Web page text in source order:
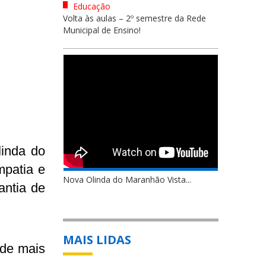
do
e
de
mais
Educação
Volta às aulas – 2º semestre da Rede
Municipal de Ensino!
Nova Olinda do Maranhão Vista...
MAIS LIDAS